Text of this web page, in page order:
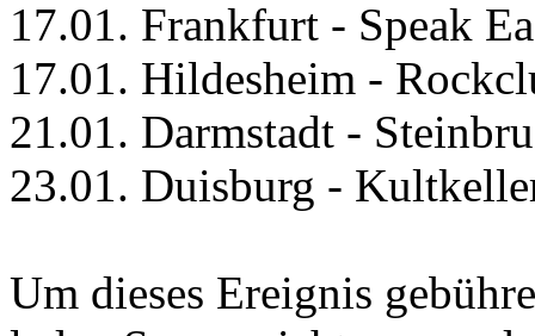
17.01. Frankfurt - Speak
17.01. Hildesheim -
21.01. Darmstadt -
23.01. Duisburg -
Um dieses Ereignis